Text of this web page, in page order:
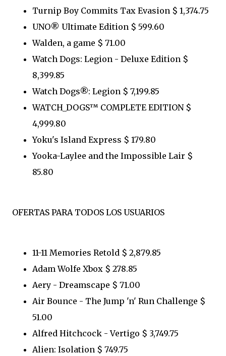
Turnip Boy Commits Tax Evasion $ 1,374.75
UNO® Ultimate Edition $ 599.60
Walden, a game $ 71.00
Watch Dogs: Legion - Deluxe Edition $
8,399.85
Watch Dogs®: Legion $ 7,199.85
WATCH_DOGS™ COMPLETE EDITION $
4,999.80
Yoku's Island Express $ 179.80
Yooka-Laylee and the Impossible Lair $
85.80
OFERTAS PARA TODOS LOS USUARIOS
11-11 Memories Retold $ 2,879.85
Adam Wolfe Xbox $ 278.85
Aery - Dreamscape $ 71.00
Air Bounce - The Jump 'n' Run Challenge $
51.00
Alfred Hitchcock - Vertigo $ 3,749.75
Alien: Isolation $ 749.75